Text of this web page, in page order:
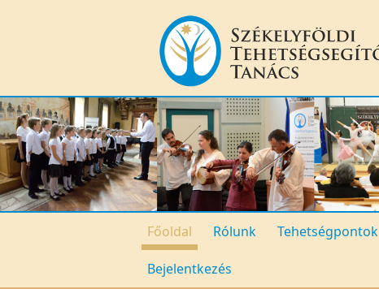
Főoldal Rólunk Tehetségpontok
Bejelentkezés